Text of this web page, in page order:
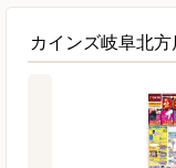
カインズ岐阜北